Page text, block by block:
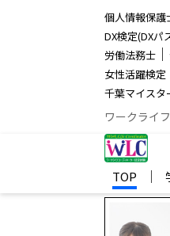
個人情報保護
DX検定(DXパ
労働法務士 │
女性活躍検定
千葉マイスタ
ワークライ
TOP
│